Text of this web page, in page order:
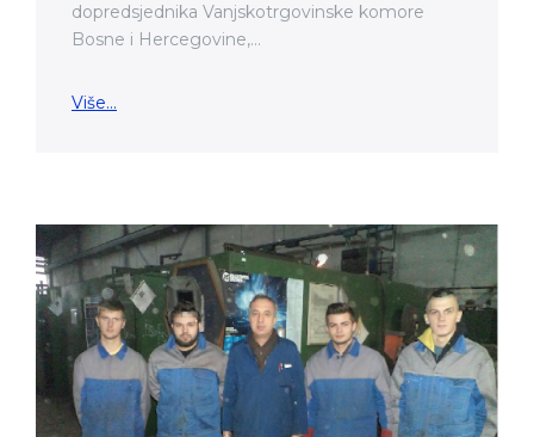
dopredsjednika Vanjskotrgovinske komore
Bosne i Hercegovine,...
Više...